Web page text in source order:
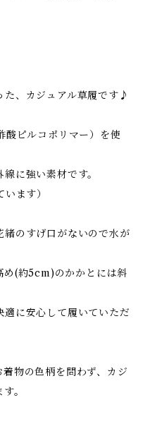
た、カジュアル草履です♪
酸ピルコポリマー）を使
に強い素材です。
ます）
のすげ口がないので水が
め(約5cm)のかかとには斜
に安心して履いていただ
物の色柄を問わず、カジ
。